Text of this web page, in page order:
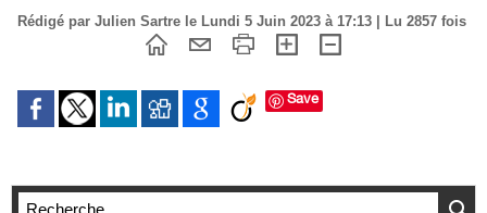
Rédigé par Julien Sartre le Lundi 5 Juin 2023 à 17:13 | Lu 2857 fois
Save